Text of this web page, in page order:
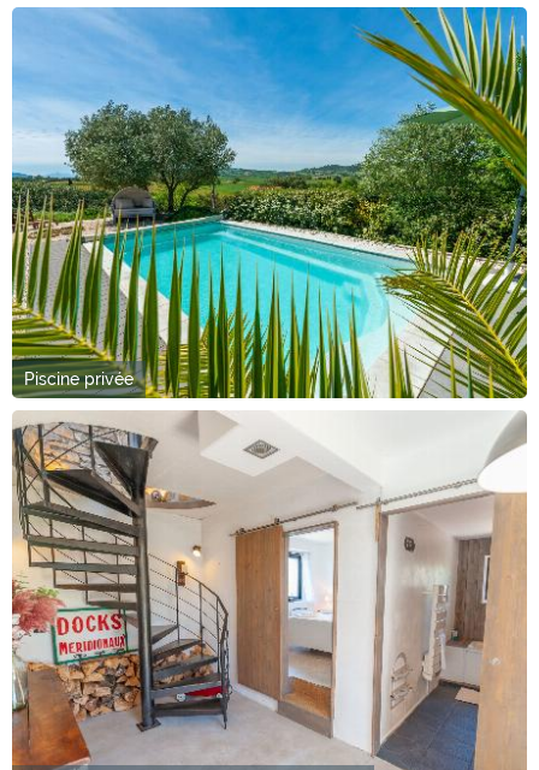
Piscine privée